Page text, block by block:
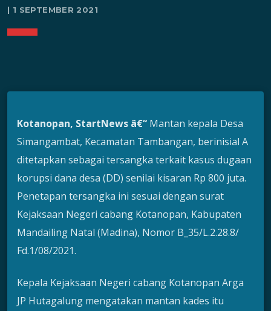
| 1 SEPTEMBER 2021
Kotanopan, StartNews â€“ Mantan kepala Desa
Simangambat, Kecamatan Tambangan, berinisial A
ditetapkan sebagai tersangka terkait kasus dugaan
korupsi dana desa (DD) senilai kisaran Rp 800 juta.
Penetapan tersangka ini sesuai dengan surat
Kejaksaan Negeri cabang Kotanopan, Kabupaten
Mandailing Natal (Madina), Nomor B_35/L.2.28.8/
Fd.1/08/2021.
Kepala Kejaksaan Negeri cabang Kotanopan Arga
JP Hutagalung mengatakan mantan kades itu